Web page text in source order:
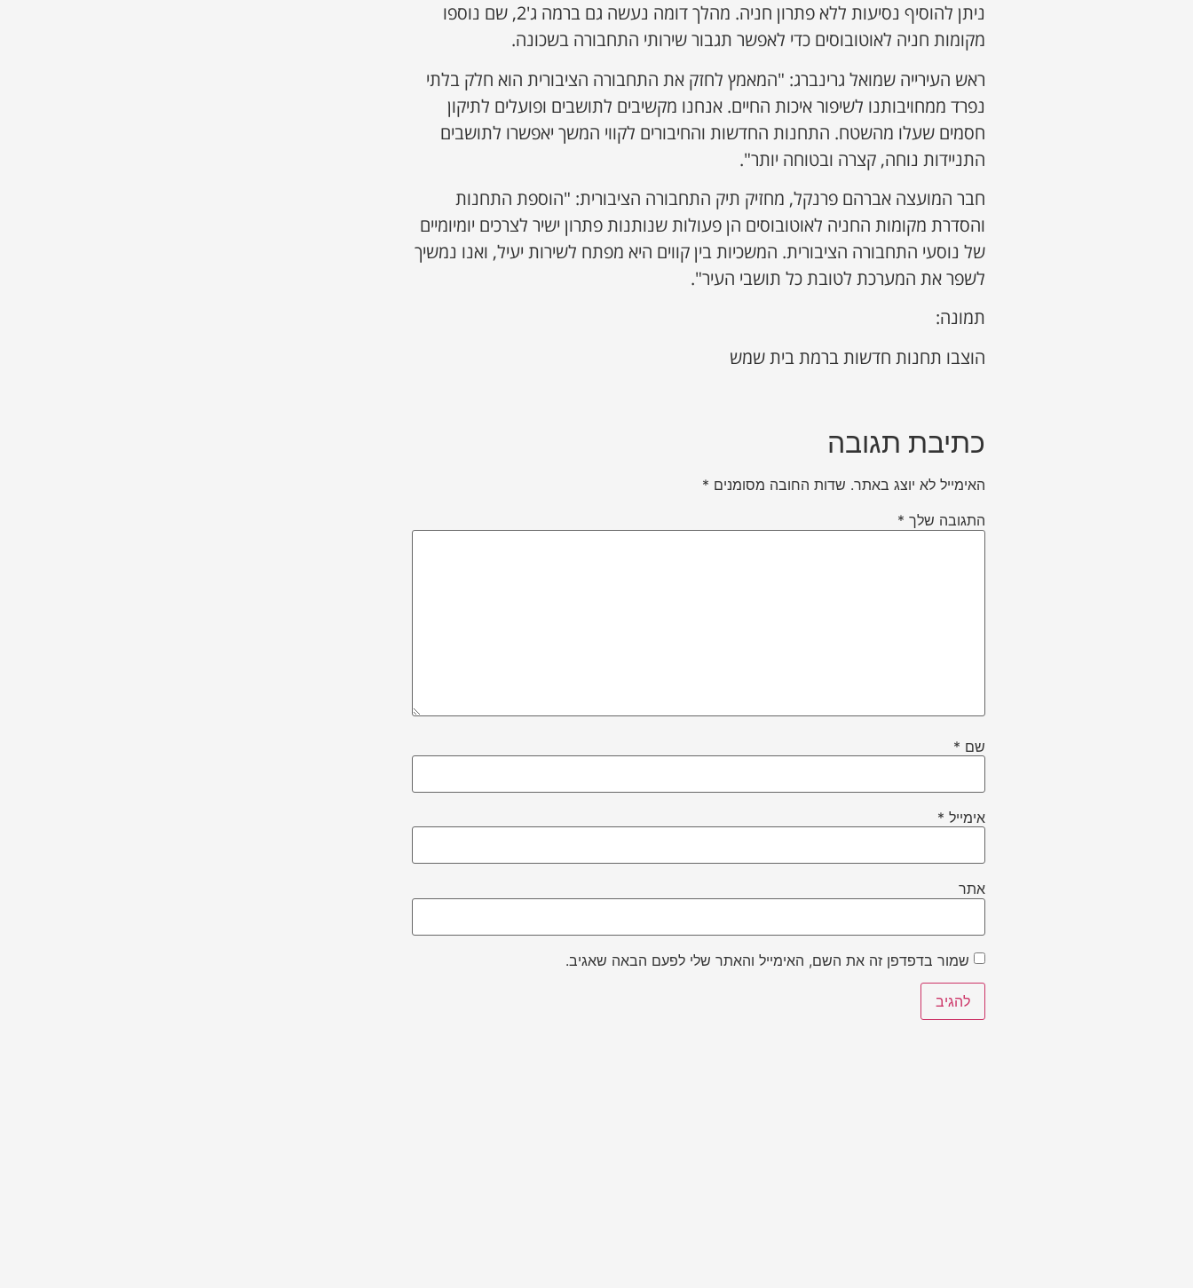
ניתן להוסיף נסיעות ללא פתרון חניה. מהלך דומה נעשה גם ברמה ג'2, שם נוספו
מקומות חניה לאוטובוסים כדי לאפשר תגבור שירותי התחבורה בשכונה.
ראש העירייה שמואל גרינברג: "המאמץ לחזק את התחבורה הציבורית הוא חלק בלתי
נפרד ממחויבותנו לשיפור איכות החיים. אנחנו מקשיבים לתושבים ופועלים לתיקון
חסמים שעלו מהשטח. התחנות החדשות והחיבורים לקווי המשך יאפשרו לתושבים
התניידות נוחה, קצרה ובטוחה יותר".
חבר המועצה אברהם פרנקל, מחזיק תיק התחבורה הציבורית: "הוספת התחנות
והסדרת מקומות החניה לאוטובוסים הן פעולות שנותנות פתרון ישיר לצרכים יומיומיים
של נוסעי התחבורה הציבורית. המשכיות בין קווים היא מפתח לשירות יעיל, ואנו נמשיך
לשפר את המערכת לטובת כל תושבי העיר".
תמונה:
הוצבו תחנות חדשות ברמת בית שמש
כתיבת תגובה
האימייל לא יוצג באתר. שדות החובה מסומנים *
התגובה שלך *
שם *
אימייל *
אתר
שמור בדפדפן זה את השם, האימייל והאתר שלי לפעם הבאה שאגיב.